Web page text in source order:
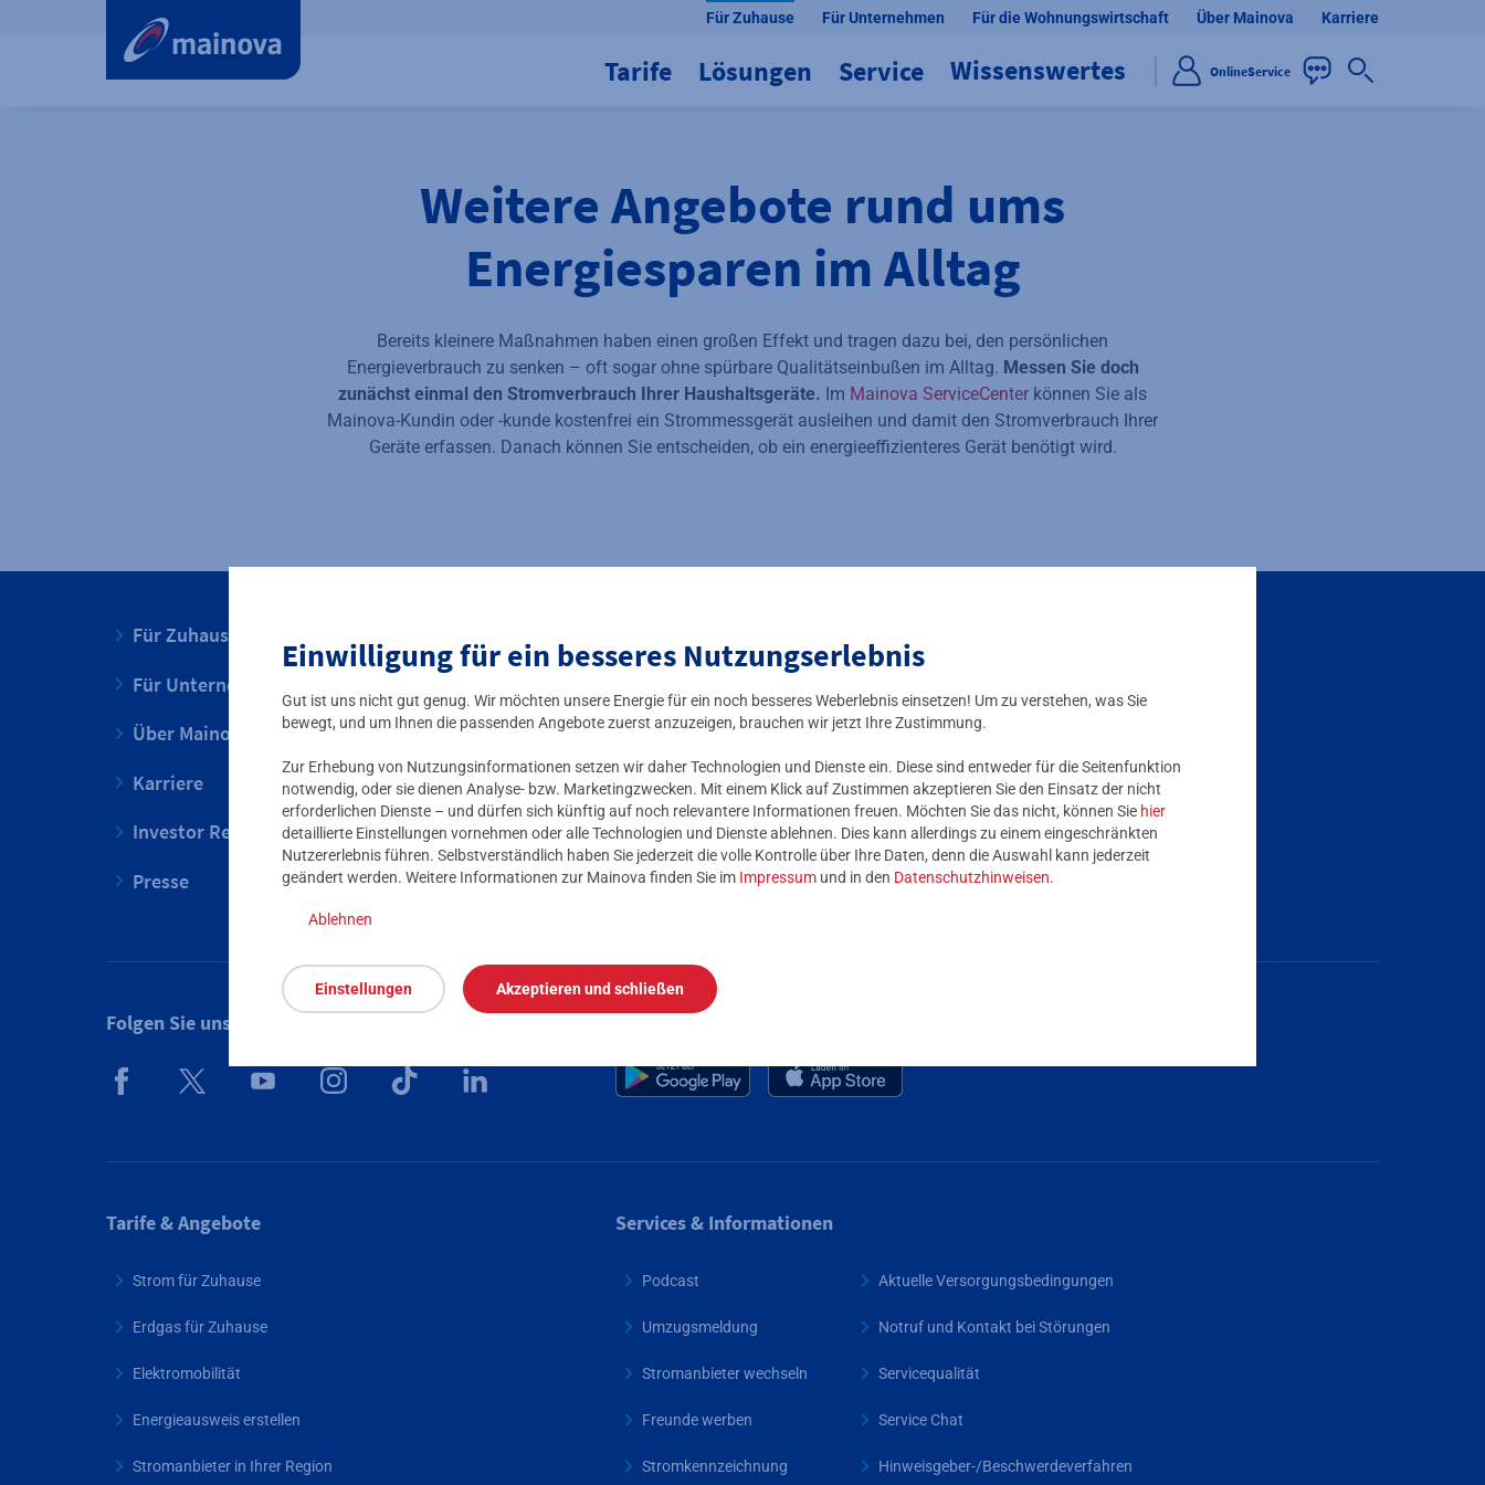
Einwilligung für ein besseres Nutzungserlebnis
Gut ist uns nicht gut genug. Wir möchten unsere Energie für ein noch besseres Weberlebnis einsetzen! Um zu verstehen, was Sie
bewegt, und um Ihnen die passenden Angebote zuerst anzuzeigen, brauchen wir jetzt Ihre Zustimmung.
Zur Erhebung von Nutzungsinformationen setzen wir daher Technologien und Dienste ein. Diese sind entweder für die Seitenfunktion
notwendig, oder sie dienen Analyse- bzw. Marketingzwecken. Mit einem Klick auf Zustimmen akzeptieren Sie den Einsatz der nicht
erforderlichen Dienste – und dürfen sich künftig auf noch relevantere Informationen freuen. Möchten Sie das nicht, können Sie hier
detaillierte Einstellungen vornehmen oder alle Technologien und Dienste ablehnen. Dies kann allerdings zu einem eingeschränkten
Nutzererlebnis führen. Selbstverständlich haben Sie jederzeit die volle Kontrolle über Ihre Daten, denn die Auswahl kann jederzeit
geändert werden. Weitere Informationen zur Mainova finden Sie im Impressum und in den Datenschutzhinweisen.
Ablehnen
Einstellungen Akzeptieren und schließen
Für Zuhause Für Unternehmen Für die Wohnungswirtschaft Über Mainova Karriere
Tarife Lösungen Service Wissenswertes OnlineService
Weitere Angebote rund ums
Energiesparen im Alltag
Bereits kleinere Maßnahmen haben einen großen Effekt und tragen dazu bei, den persönlichen
Energieverbrauch zu senken – oft sogar ohne spürbare Qualitätseinbußen im Alltag. Messen Sie doch
zunächst einmal den Stromverbrauch Ihrer Haushaltsgeräte. Im Mainova ServiceCenter können Sie als
Mainova-Kundin oder -kunde kostenfrei ein Strommessgerät ausleihen und damit den Stromverbrauch Ihrer
Geräte erfassen. Danach können Sie entscheiden, ob ein energieeffizienteres Gerät benötigt wird.
Für Zuhause
Für Unternehmen
Über Mainova
Karriere
Investor Relations
Presse
OnlineService
FAQ & Hilfecenter
Zählerstand erfassen
Zusätzliche Informationen verfügbar
Folgen Sie uns auf
Tarife & Angebote
Strom für Zuhause
Erdgas für Zuhause
Elektromobilität
Energieausweis erstellen
Stromanbieter in Ihrer Region
Services & Informationen
Podcast
Umzugsmeldung
Stromanbieter wechseln
Freunde werben
Stromkennzeichnung
Aktuelle Versorgungsbedingungen
Notruf und Kontakt bei Störungen
Servicequalität
Service Chat
Hinweisgeber-/Beschwerdeverfahren